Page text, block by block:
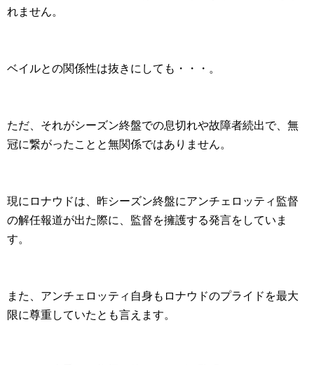
れません。
ベイルとの関係性は抜きにしても・・・。
ただ、それがシーズン終盤での息切れや故障者続出で、無
冠に繋がったことと無関係ではありません。
現にロナウドは、昨シーズン終盤にアンチェロッティ監督
の解任報道が出た際に、監督を擁護する発言をしていま
す。
また、アンチェロッティ自身もロナウドのプライドを最大
限に尊重していたとも言えます。